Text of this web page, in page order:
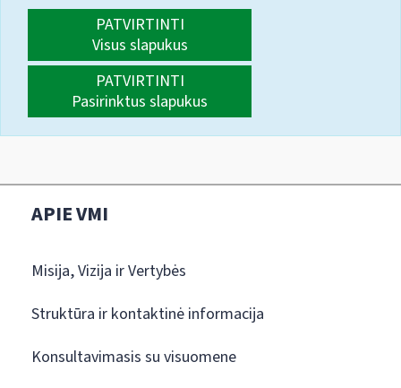
PATVIRTINTI
Visus slapukus
PATVIRTINTI
Pasirinktus slapukus
APIE VMI
Misija, Vizija ir Vertybės
Struktūra ir kontaktinė informacija
Konsultavimasis su visuomene